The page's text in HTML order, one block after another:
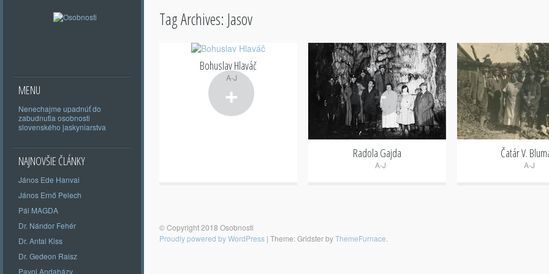
MENU
Nenechajme upadnúť do
zabudnutia osobnosti
slovenského jaskyniarstva
NAJNOVŠIE ČLÁNKY
János Ede Hanvai
János Ernő Pelech
Pál MAGDA
Dr. Nándor Fehér
Dr. Antal Kiss
Dr. Gedeon Raisz
Pavol Andaházy
Tag Archives: Jasov
+
Bohuslav Hlaváč
A-J +
Radola Gajda
A-J
+
Čatár V.
A-J
© Copyright 2018 Osobnosti
Proudly powered by WordPress | Theme: Gridster byThemeFurnace